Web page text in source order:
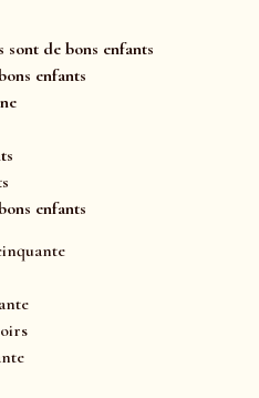
de bons enfants
enfants
enfants